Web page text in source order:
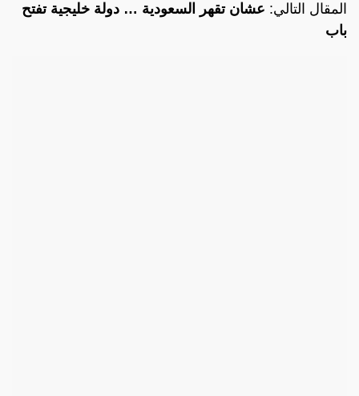
المقال التالي: عشان تقهر السعودية … دولة خليجية تفتح
باب